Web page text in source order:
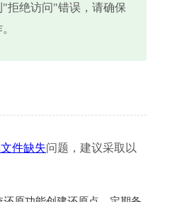
拒绝访问"错误，请确保
件缺失问题，建议采取以